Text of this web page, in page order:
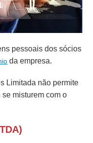
pessoais dos sócios
da empresa.
Limitada não permite
misturem com o